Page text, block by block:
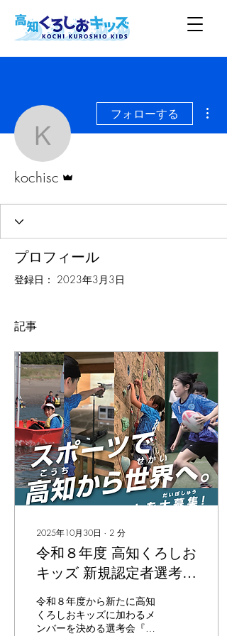
kochisc
フォローする
kochisc
プロフィール
登録日： 2023年3月3日
記事
2025年10月30日 ∙ 2 分
令和８年度 高知くろしお
キッズ 新規認定者選考会
『ちゃれんじ』参加者募
集中！！
令和８年度から新たに高知
くろしおキッズに加わるメ
ンバーを決める選考会『ち